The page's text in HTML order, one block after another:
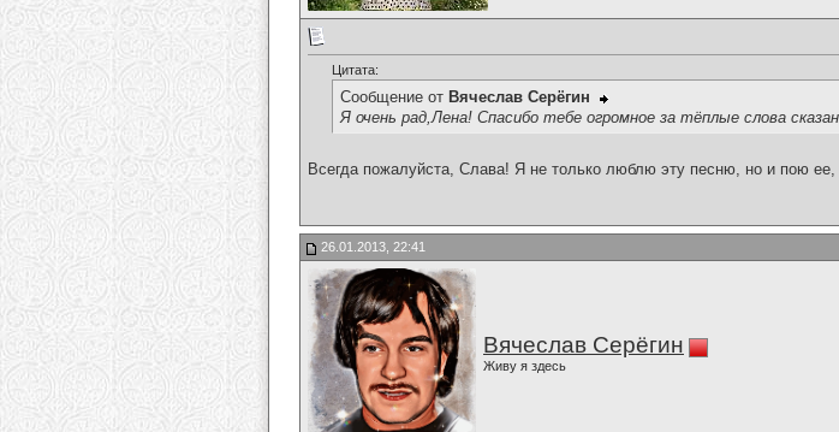
Цитата:
Сообщение от Вячеслав Серёгин
Я очень рад,Лена! Спасибо тебе огромное за тёплые слова
Всегда пожалуйста, Слава! Я не только люблю эту песню, но и пою ее,
26.01.2013, 22:41
Вячеслав Серёгин
Живу я здесь